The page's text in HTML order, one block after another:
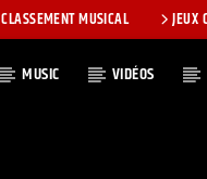
CLASSEMENT MUSICAL JEUX
MUSIC VIDÉOS